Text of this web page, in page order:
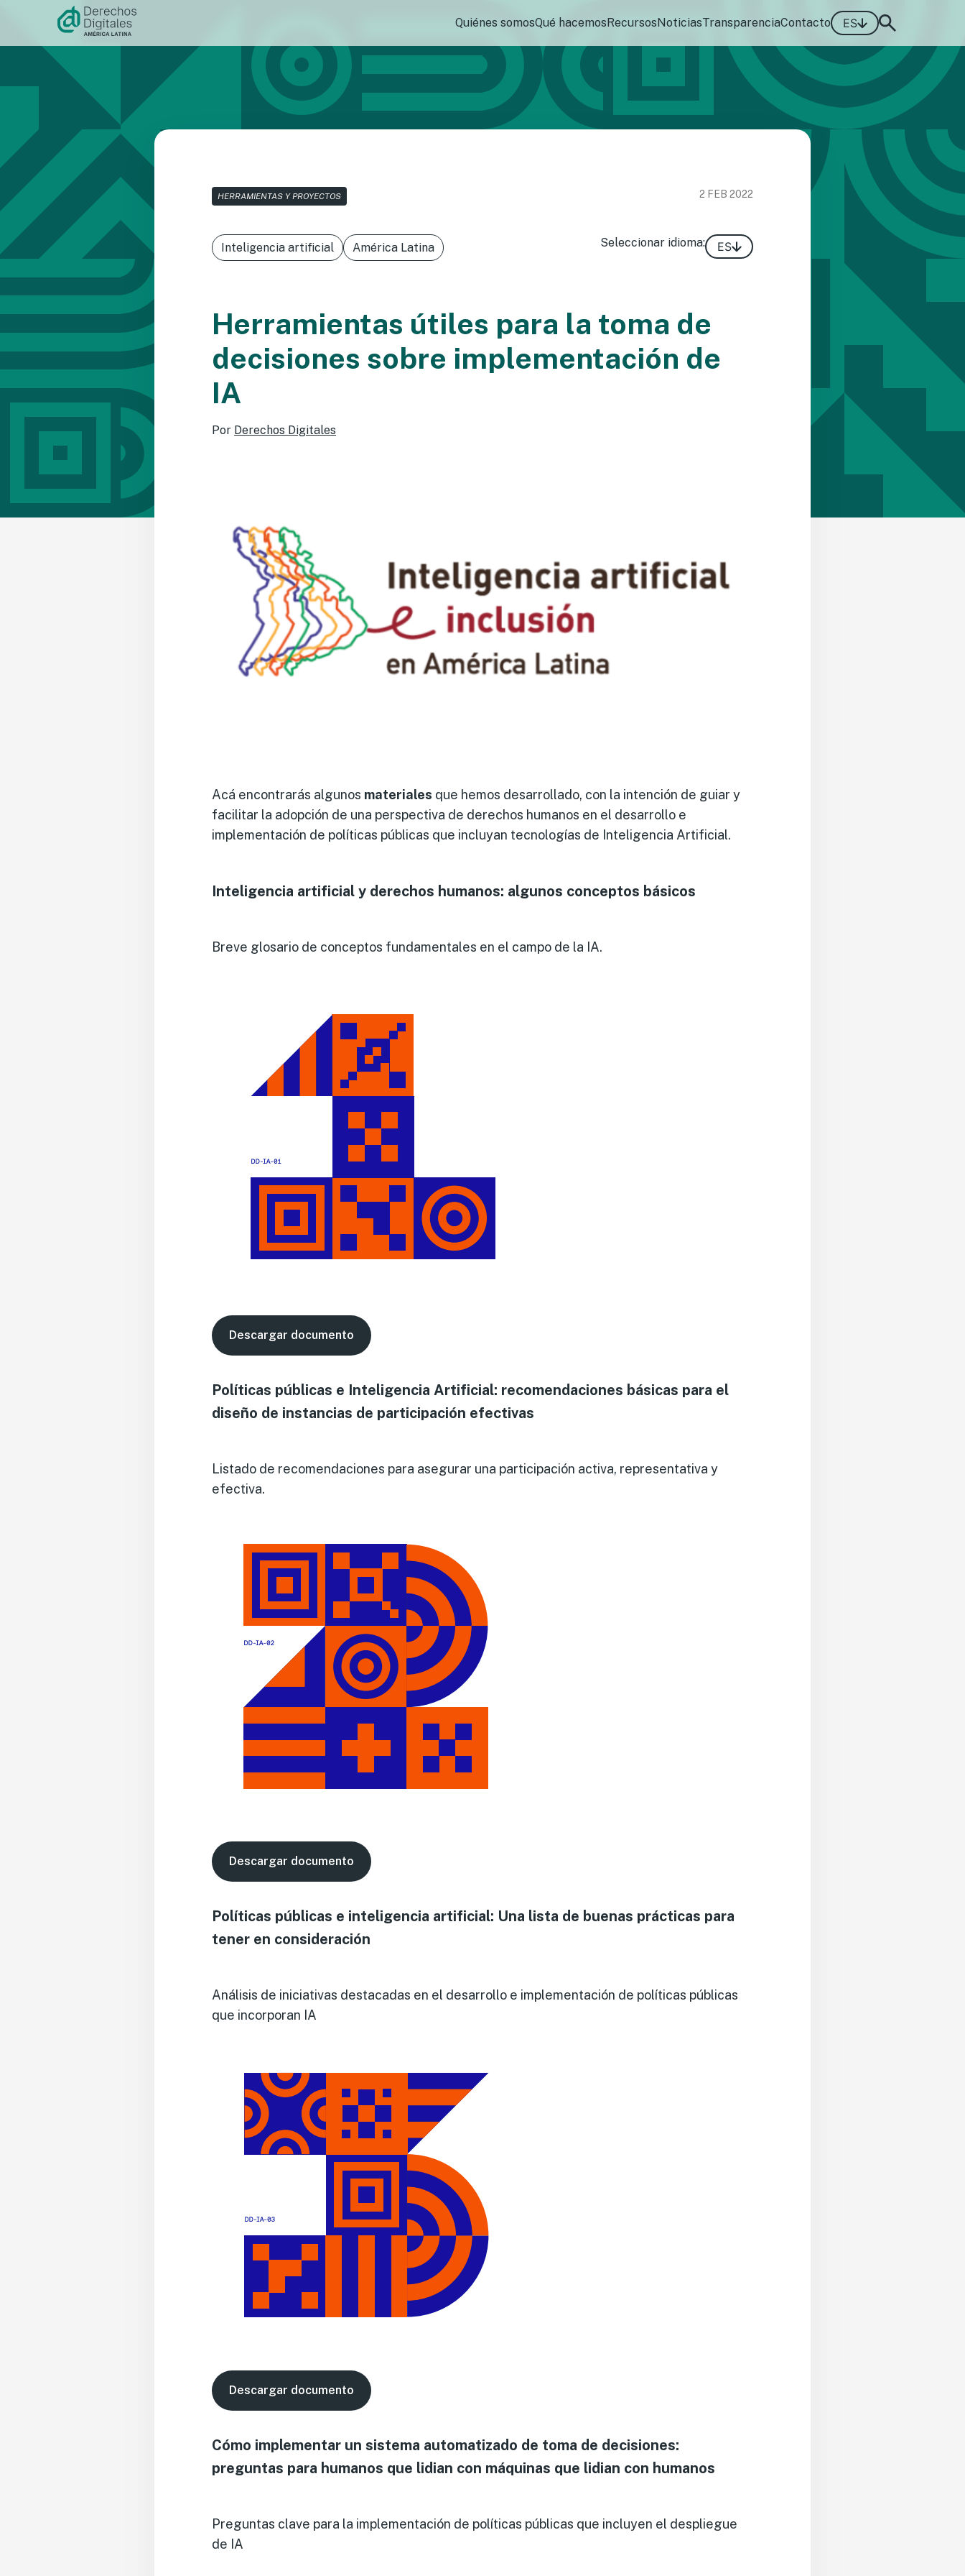
contenido
Quiénes somosQué hacemosRecursosNoticiasTransparenciaContacto ES
HERRAMIENTAS Y PROYECTOS 2 FEB 2022
Inteligencia artificial América Latina Seleccionar idioma: ES
Herramientas útiles para la toma de
decisiones sobre implementación de
IA
Por Derechos Digitales
Acá encontrarás algunos materiales que hemos desarrollado, con la intención de guiar y
facilitar la adopción de una perspectiva de derechos humanos en el desarrollo e
implementación de políticas públicas que incluyan tecnologías de Inteligencia Artificial.
Inteligencia artificial y derechos humanos: algunos conceptos básicos
Breve glosario de conceptos fundamentales en el campo de la IA.
Descargar documento
Políticas públicas e Inteligencia Artificial: recomendaciones básicas para el
diseño de instancias de participación efectivas
Listado de recomendaciones para asegurar una participación activa, representativa y
efectiva.
Descargar documento
Políticas públicas e inteligencia artificial: Una lista de buenas prácticas para
tener en consideración
Análisis de iniciativas destacadas en el desarrollo e implementación de políticas públicas
que incorporan IA
Descargar documento
Cómo implementar un sistema automatizado de toma de decisiones:
preguntas para humanos que lidian con máquinas que lidian con humanos
Preguntas clave para la implementación de políticas públicas que incluyen el despliegue
de IA